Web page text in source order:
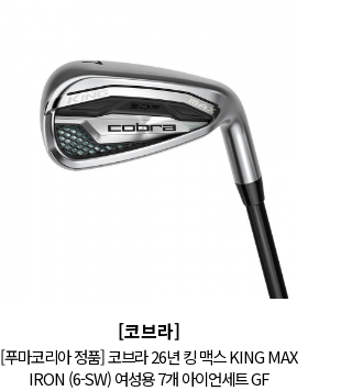
[코브라]
[푸마코리아 정품] 코브라 26년 킹 맥스 KING MAX
IRON (6-SW) 여성용 7개 아이언세트 GF